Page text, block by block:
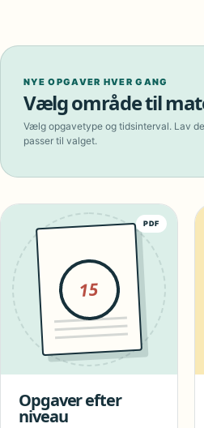
NYE OPGAVER HVER GANG
Vælg område til
Vælg opgavetype og tidsinterval. Lav
passer til valget.
PDF
15
Opgaver efter
niveau